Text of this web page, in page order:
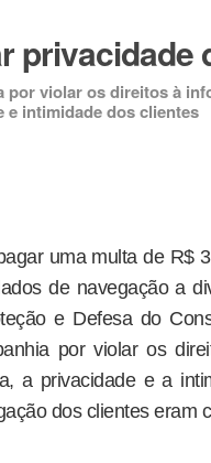
privacidade
violar os direitos à
e intimidade dos clientes
uma multa de R$
de navegação a
e Defesa do
por violar os
a privacidade e a
dos clientes eram